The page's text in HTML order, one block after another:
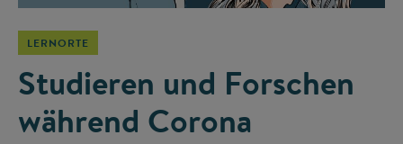
LERNORTE
Studieren und Forschen
während Corona